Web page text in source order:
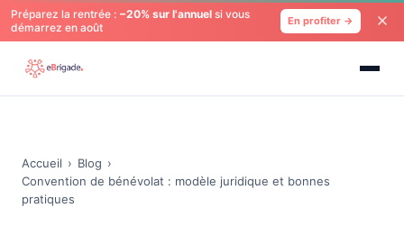
Préparez la rentrée : −20% sur l'annuel si vous
démarrez en août
En profiter →
Accueil › Blog ›
Convention de bénévolat : modèle juridique et bonnes
pratiques